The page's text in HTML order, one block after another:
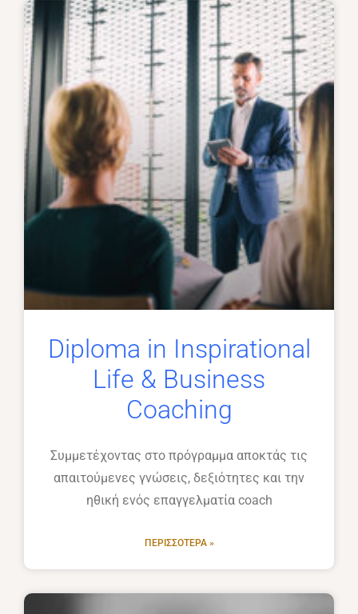
Diploma in Inspirational
Life & Business
Coaching
Συμμετέχοντας στο πρόγραμμα αποκτάς τις
απαιτούμενες γνώσεις, δεξιότητες και την
ηθική ενός επαγγελματία coach
ΠΕΡΙΣΣΌΤΕΡΑ »